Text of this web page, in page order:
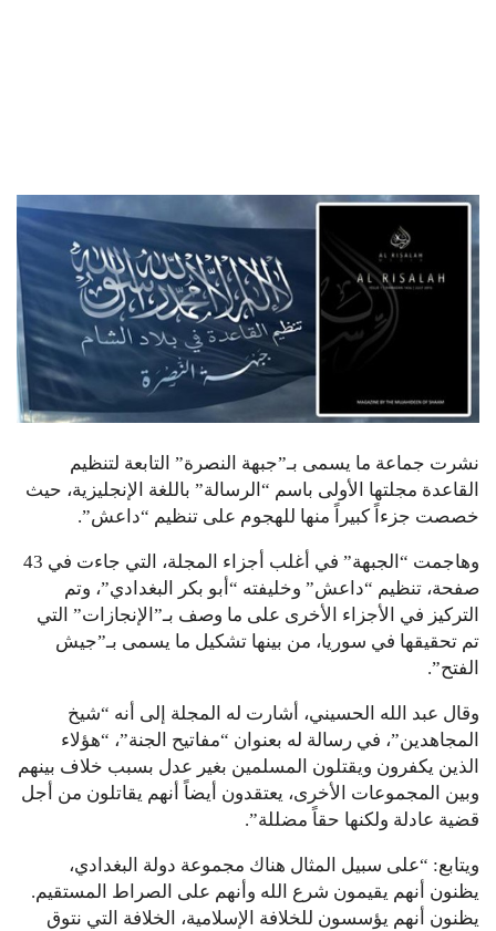
نشرت جماعة ما يسمى بـ”جبهة النصرة” التابعة لتنظيم
القاعدة مجلتها الأولى باسم “الرسالة” باللغة الإنجليزية، حيث
خصصت جزءاً كبيراً منها للهجوم على تنظيم “داعش”.
وهاجمت “الجبهة” في أغلب أجزاء المجلة، التي جاءت في 43
صفحة، تنظيم “داعش” وخليفته “أبو بكر البغدادي”، وتم
التركيز في الأجزاء الأخرى على ما وصف بـ”الإنجازات” التي
تم تحقيقها في سوريا، من بينها تشكيل ما يسمى بـ”جيش
الفتح”.
وقال عبد الله الحسيني، أشارت له المجلة إلى أنه “شيخ
المجاهدين”، في رسالة له بعنوان “مفاتيح الجنة”، “هؤلاء
الذين يكفرون ويقتلون المسلمين بغير عدل بسبب خلاف بينهم
وبين المجموعات الأخرى، يعتقدون أيضاً أنهم يقاتلون من أجل
قضية عادلة ولكنها حقاً مضللة”.
ويتابع: “على سبيل المثال هناك مجموعة دولة البغدادي،
يظنون أنهم يقيمون شرع الله وأنهم على الصراط المستقيم.
يظنون أنهم يؤسسون للخلافة الإسلامية، الخلافة التي نتوق